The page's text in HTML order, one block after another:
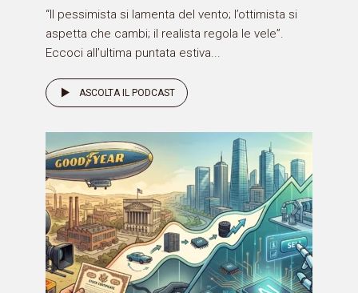
“Il pessimista si lamenta del vento; l’ottimista si
aspetta che cambi; il realista regola le vele”.
Eccoci all’ultima puntata estiva...
ASCOLTA IL PODCAST